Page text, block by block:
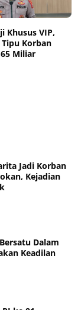
Khusus VIP,
Korban
Miliar
Jadi Korban
Kejadian
Dalam
Keadilan